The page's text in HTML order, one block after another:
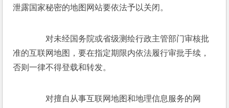
泄露国家秘密的地图网站要依法予以关闭。
对未经国务院或省级测绘行政主管部门审核批
准的互联网地图，要在指定期限内依法履行审批手续，
否则一律不得登载和转发。
对擅自从事互联网地图和地理信息服务的网